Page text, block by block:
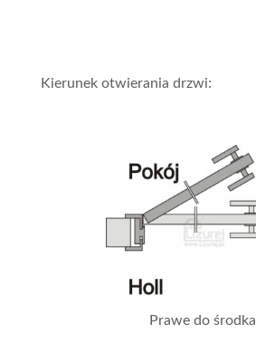
Kierunek otwierania drzwi:
Prawe do środka